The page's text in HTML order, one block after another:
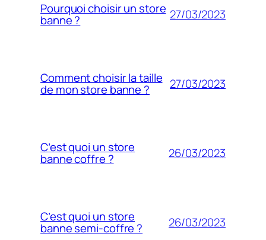
Pourquoi choisir un store
banne ? 27/03/2023
Comment choisir la taille
de mon store banne ? 27/03/2023
C’est quoi un store
banne coffre ? 26/03/2023
C’est quoi un store
banne semi-coffre ? 26/03/2023